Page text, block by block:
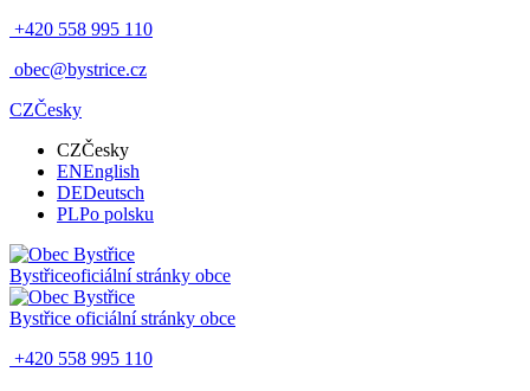
+420 558 995 110
obec@bystrice.cz
CZČesky
CZČesky
ENEnglish
DEDeutsch
PLPo polsku
Bystřiceoficiální stránky obce
Bystřice oficiální stránky obce
+420 558 995 110